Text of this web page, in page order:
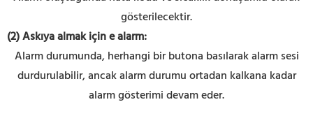
gösterilecektir.
(2) Askıya almak içine alarm:
Alarm durumunda, herhangi bir butona basılarak alarm sesi
durdurulabilir, ancak alarm durumu ortadan kalkana kadar
alarm gösterimi devam eder.